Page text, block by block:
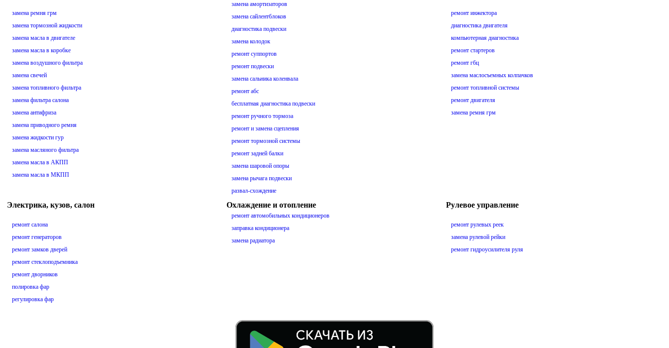
замена ремня грм
замена тормозной жидкости
замена масла в двигателе
замена масла в коробке
замена воздушного фильтра
замена свечей
замена топливного фильтра
замена фильтра салона
замена антифриза
замена приводного ремня
замена жидкости гур
замена масляного фильтра
замена масла в АКПП
замена масла в МКПП
замена амортизаторов
замена сайлентблоков
диагностика подвески
замена колодок
ремонт суппортов
ремонт подвески
замена сальника коленвала
ремонт абс
бесплатная диагностика подвески
ремонт ручного тормоза
ремонт и замена сцепления
ремонт тормозной системы
ремонт задней балки
замена шаровой опоры
замена рычага подвески
развал-схождение
ремонт инжектора
диагностика двигателя
компьютерная диагностика
ремонт стартеров
ремонт гбц
замена маслосъемных колпачков
ремонт топливной системы
ремонт двигателя
замена ремня грм
Электрика, кузов, салон
ремонт салона
ремонт генераторов
ремонт замков дверей
ремонт стеклоподъемника
ремонт дворников
полировка фар
регулировка фар
Охлаждение и отопление
ремонт автомобильных кондиционеров
заправка кондиционера
замена радиатора
Рулевое управление
ремонт рулевых реек
замена рулевой рейки
ремонт гидроусилителя руля